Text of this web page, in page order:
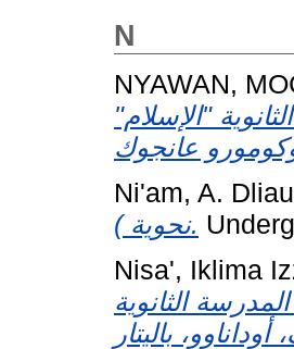
N
NYAWAN,
"الإسلام"
Ni'am, A.
نحوية ).
Nisa', Iklima
الثانوية